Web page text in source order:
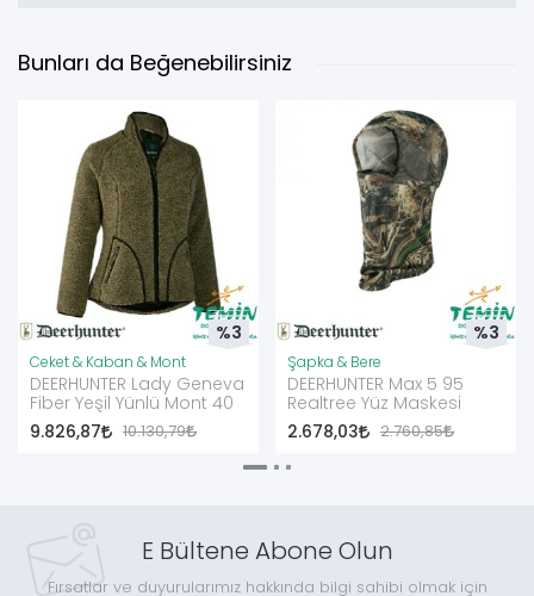
Bunları da Beğenebilirsiniz
Ceket & Kaban & Mont
DEERHUNTER Lady Geneva
Fiber Yeşil Yünlü Mont 40
9.826,87
10.130,79
%3
Şapka & Bere
DEERHUNTER Max 5 95
Realtree Yüz Maskesi
2.678,03
2.760,85
%3
E Bültene Abone Olun
Fırsatlar ve duyurularımız hakkında bilgi sahibi olmak için